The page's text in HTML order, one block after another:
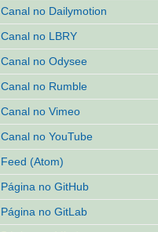
Canal no Dailymotion
Canal no LBRY
Canal no Odysee
Canal no Rumble
Canal no Vimeo
Canal no YouTube
Feed (Atom)
Página no GitHub
Página no GitLab